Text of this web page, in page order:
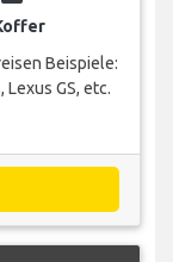
Beispiele:
GS, etc.